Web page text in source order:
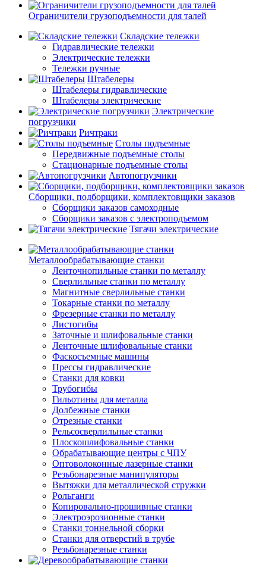
Ограничители грузоподъемности для талей
Складские тележки
Гидравлические тележки
Электрические тележки
Тележки ручные
Штабелеры
Штабелеры гидравлические
Штабелеры электрические
Электрические
погрузчики
Ричтраки
Столы подъемные
Передвижные подъемные столы
Стационарные подъемные столы
Автопогрузчики
Сборщики, подборщики, комплектовщики заказов
Сборщики заказов самоходные
Сборщики заказов с электроподъемом
Тягачи электрические
Металлообрабатывающие станки
Ленточнопильные станки по металлу
Сверлильные станки по металлу
Магнитные сверлильные станки
Токарные станки по металлу
Фрезерные станки по металлу
Листогибы
Заточные и шлифовальные станки
Ленточные шлифовальные станки
Фаскосъемные машины
Прессы гидравлические
Станки для ковки
Трубогибы
Гильотины для металла
Долбежные станки
Отрезные станки
Рельсосверлильные станки
Плоскошлифовальные станки
Обрабатывающие центры с ЧПУ
Оптоволоконные лазерные станки
Резьбонарезные манипуляторы
Вытяжки для металлической стружки
Рольганги
Копировально-прошивные станки
Электроэрозионные станки
Станки тоннельной сборки
Станки для отверстий в трубе
Резьбонарезные станки